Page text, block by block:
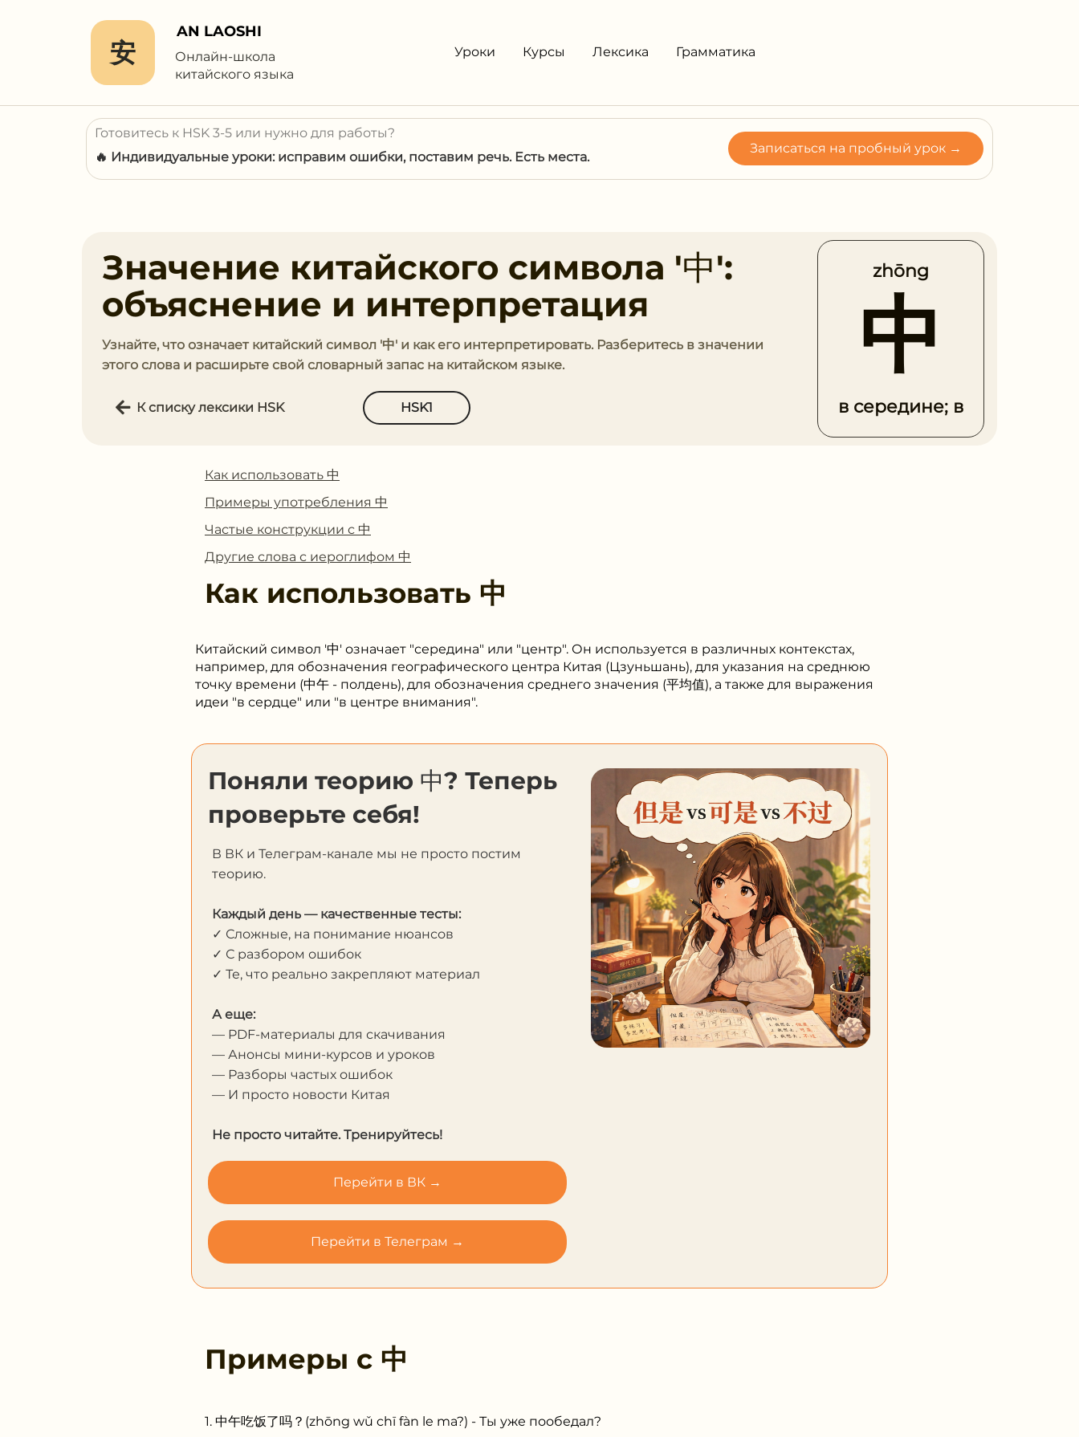
安
AN LAOSHI
Онлайн-школа
китайского языка
Уроки Курсы Лексика Грамматика
Готовитесь к HSK 3-5 или нужно для работы?
🔥 Индивидуальные уроки: исправим ошибки, поставим речь. Есть места.
Записаться на пробный урок →
Значение китайского символа '中':
объяснение и интерпретация
Узнайте, что означает китайский символ '中' и как его интерпретировать. Разберитесь в значении
этого слова и расширьте свой словарный запас на китайском языке.
К списку лексики HSK HSK1
zhōng
中
в середине; в
Как использовать 中
Примеры употребления 中
Частые конструкции с 中
Другие слова с иероглифом 中
Как использовать 中
Китайский символ '中' означает "середина" или "центр". Он используется в различных контекстах,
например, для обозначения географического центра Китая (Цзуньшань), для указания на среднюю
точку времени (中午 - полдень), для обозначения среднего значения (平均值), а также для выражения
идеи "в сердце" или "в центре внимания".
Поняли теорию 中? Теперь
проверьте себя!
В ВК и Телеграм-канале мы не просто постим
теорию.
Каждый день — качественные тесты:
✓ Сложные, на понимание нюансов
✓ С разбором ошибок
✓ Те, что реально закрепляют материал
А еще:
— PDF-материалы для скачивания
— Анонсы мини-курсов и уроков
— Разборы частых ошибок
— И просто новости Китая
Не просто читайте. Тренируйтесь!
Перейти в ВК →
Перейти в Телеграм →
Примеры с 中
中午吃饭了吗？(zhōng wǔ chī fàn le ma?) - Ты уже пообедал?